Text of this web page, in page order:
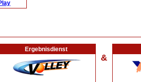
Ergebnisdienst
&